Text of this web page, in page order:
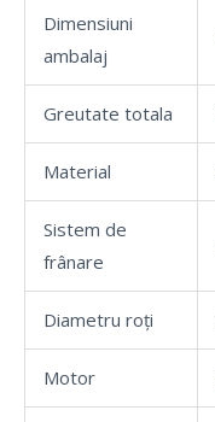
Dimensiuni
ambalaj
Greutate totala
Material
Sistem de
frânare
Diametru roți
Motor